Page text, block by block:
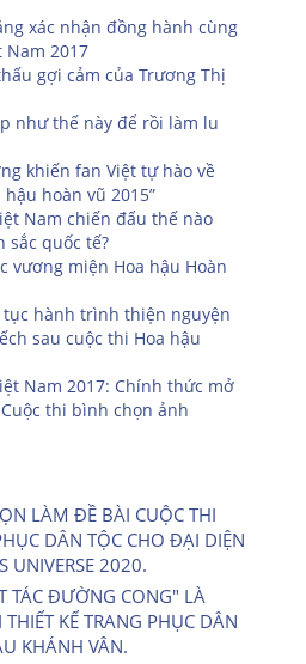
xác nhận đồng hành cùng
Nam 2017
gợi cảm của Trương Thị
như thế này để rồi làm lu
khiến fan Việt tự hào về
hoàn vũ 2015”
Nam chiến đấu thế nào
quốc tế?
vương miện Hoa hậu Hoàn
tục hành trình thiện nguyện
sau cuộc thi Hoa hậu
Nam 2017: Chính thức mở
thi bình chọn ảnh
LÀM ĐỀ BÀI CUỘC THI
DÂN TỘC CHO ĐẠI DIỆN
UNIVERSE 2020.
TÁC ĐƯỜNG CONG" LÀ
KẾ TRANG PHỤC DÂN
KHÁNH VÂN.